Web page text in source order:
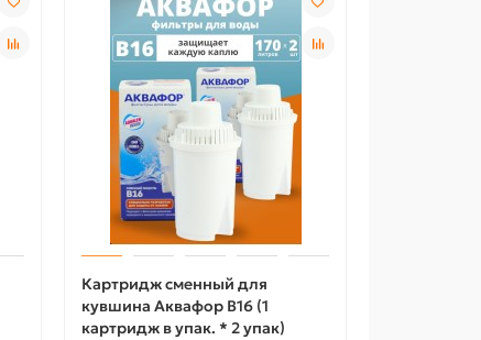
Картридж сменный для
кувшина Аквафор B16 (1
картридж в упак. * 2 упак)